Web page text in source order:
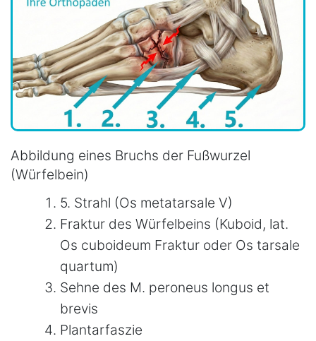
Abbildung eines Bruchs der Fußwurzel
(Würfelbein)
5. Strahl (Os metatarsale V)
Fraktur des Würfelbeins (Kuboid, lat.
Os cuboideum Fraktur oder Os tarsale
quartum)
Sehne des M. peroneus longus et
brevis
Plantarfaszie